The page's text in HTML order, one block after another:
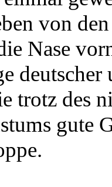
von
Nase
deutscher
trotz des
gute